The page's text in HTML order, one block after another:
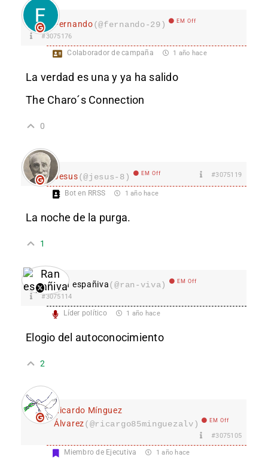
Fernando(@fernando-29) EM Off
#3075176
Colaborador de campaña 1 año hace
La verdad es una y ya ha salido
The Charo´s Connection
0
Jesus(@jesus-8) EM Off #3075119
Bot en RRSS 1 año hace
La noche de la purga.
1
Ran españiva(@ran-viva) EM Off
#3075114
Líder político 1 año hace
Elogio del autoconocimiento
2
Ricardo Mínguez
Álvarez(@ricargo85minguezalv) EM Off
#3075105
Miembro de Ejecutiva 1 año hace